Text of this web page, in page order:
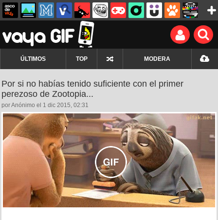
ÚLTIMOS TOP MODERA
Por si no habías tenido suficiente con el primer
perezoso de Zootopia...
por Anónimo el 1 dic 2015, 02:31